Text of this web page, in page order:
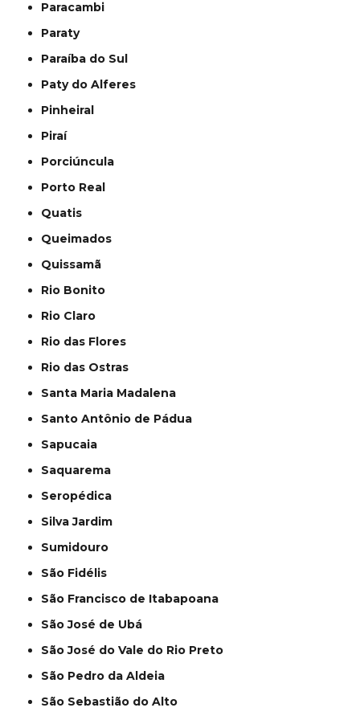
Paracambi
Paraty
Paraíba do Sul
Paty do Alferes
Pinheiral
Piraí
Porciúncula
Porto Real
Quatis
Queimados
Quissamã
Rio Bonito
Rio Claro
Rio das Flores
Rio das Ostras
Santa Maria Madalena
Santo Antônio de Pádua
Sapucaia
Saquarema
Seropédica
Silva Jardim
Sumidouro
São Fidélis
São Francisco de Itabapoana
São José de Ubá
São José do Vale do Rio Preto
São Pedro da Aldeia
São Sebastião do Alto